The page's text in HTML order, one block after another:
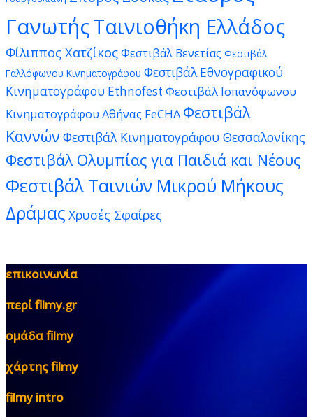
ΓανωτήςΤαινιοθήκη Ελλάδος
Φίλιππος ΧατζίκοςΦεστιβάλ Βενετίας Φεστιβάλ
Γαλλόφωνου Κινηματογράφου Φεστιβάλ Εθνογραφικού
Κινηματογράφου Ethnofest Φεστιβάλ Ισπανόφωνου
Κινηματογράφου Αθήνας FeCHA Φεστιβάλ
Καννών Φεστιβάλ Κινηματογράφου Θεσσαλονίκης
Φεστιβάλ Ολυμπίας για Παιδιά και Νέους
Φεστιβάλ Ταινιών Μικρού Μήκους
Δράμας Χρυσές Σφαίρες
επικοινωνία
περί filmy.gr
ομάδα filmy
χάρτης filmy
filmy intro